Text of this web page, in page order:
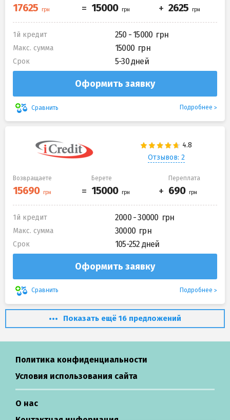
1й кредит 250 - 15000
Макс. сумма 15000
Срок 5-30 дней
Оформить заявку
Сравнить Подробнее
Отзывов: 2
Возвращаете Берете Переплата
1й кредит 2000 - 30000
Макс. сумма 30000
Срок 105-252 дней
Оформить заявку
Сравнить Подробнее
Показать ещё 16 предложений
Политика конфиденциальности
Условия использования сайта
О нас